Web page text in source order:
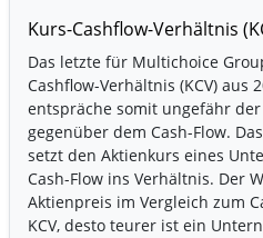
Kurs-Cashflow-Verhältnis
Das letzte für Multichoice
Cashflow-Verhältnis (KCV) aus
entspräche somit ungefähr
gegenüber dem Cash-Flow.
setzt den Aktienkurs eines
Cash-Flow ins Verhältnis. Der
Aktienpreis im Vergleich zum
KCV, desto teurer ist ein